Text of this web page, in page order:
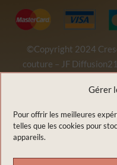
Gérer
Pour offrir les meilleures
telles que les cookies pour
appareils.
©Copyright 2024
couture – JF Diffusion21